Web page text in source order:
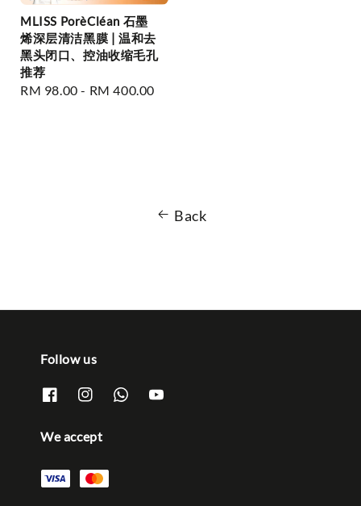
MLISS PorèCléan 石墨
烯深层清洁黑膜 | 温和去
黑头闭口、控油收缩毛孔
推荐
Regular
RM 98.00 - RM 400.00
Back
Follow us
We accept